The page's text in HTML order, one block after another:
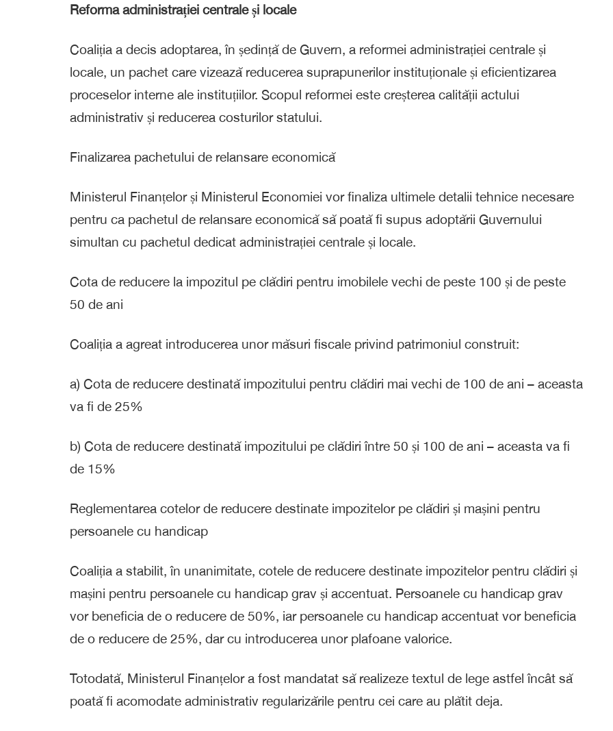
Reforma administrației centrale și locale
Coaliția a decis adoptarea, în ședință de Guvern, a reformei administrației centrale și
locale, un pachet care vizează reducerea suprapunerilor instituționale și eficientizarea
proceselor interne ale instituțiilor. Scopul reformei este creșterea calității actului
administrativ și reducerea costurilor statului.
⁠Finalizarea pachetului de relansare economică
Ministerul Finanțelor și Ministerul Economiei vor finaliza ultimele detalii tehnice necesare
pentru ca pachetul de relansare economică să poată fi supus adoptării Guvernului
simultan cu pachetul dedicat administrației centrale și locale.
Cota de reducere la impozitul pe clădiri pentru imobilele vechi de peste 100 și de peste
50 de ani
Coaliția a agreat introducerea unor măsuri fiscale privind patrimoniul construit:
a) Cota de reducere destinată impozitului pentru clădiri mai vechi de 100 de ani – aceasta
va fi de 25%
b) Cota de reducere destinată impozitului pe clădiri între 50 și 100 de ani – aceasta va fi
de 15%
Reglementarea cotelor de reducere destinate impozitelor pe clădiri și mașini pentru
persoanele cu handicap
Coaliția a stabilit, în unanimitate, cotele de reducere destinate impozitelor pentru clădiri și
mașini pentru persoanele cu handicap grav și accentuat. Persoanele cu handicap grav
vor beneficia de o reducere de 50%, iar persoanele cu handicap accentuat vor beneficia
de o reducere de 25%, dar cu introducerea unor plafoane valorice.
Totodată, Ministerul Finanțelor a fost mandatat să realizeze textul de lege astfel încât să
poată fi acomodate administrativ regularizările pentru cei care au plătit deja.